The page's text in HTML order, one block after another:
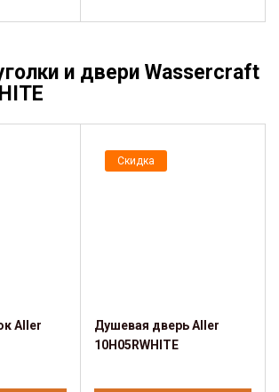
и двери Wassercraft
Aller
Скидка
Душевая дверь Aller
10H05RWHITE